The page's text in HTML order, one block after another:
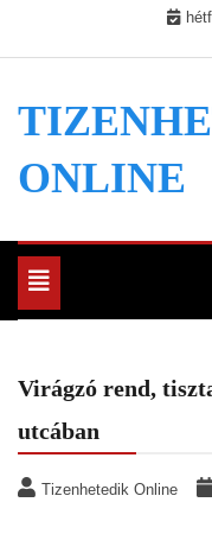
ONLINE
Toggle
navigation
Virágzó rend,
utcában
Tizenhetedik Online